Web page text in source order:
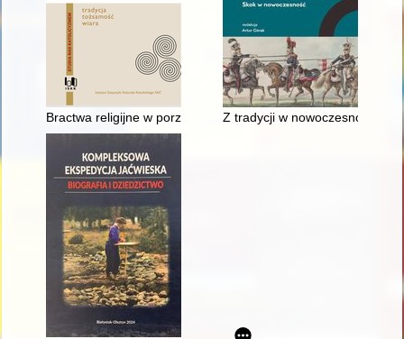
Bractwa religijne w porządku prawa kanonicznego
Z tradycji w nowoczesność :